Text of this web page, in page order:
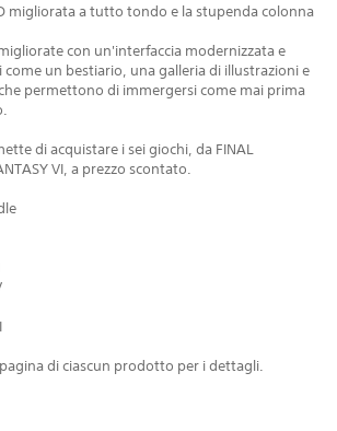
migliorata a tutto tondo e la stupenda colonna
con un'interfaccia modernizzata e
un bestiario, una galleria di illustrazioni e
permettono di immergersi come mai prima
di acquistare i sei giochi, da FINAL
VI, a prezzo scontato.
di ciascun prodotto per i dettagli.